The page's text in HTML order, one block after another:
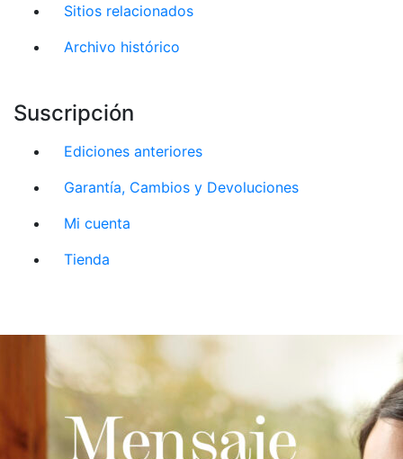
Sitios relacionados
Archivo histórico
Suscripción
Ediciones anteriores
Garantía, Cambios y Devoluciones
Mi cuenta
Tienda